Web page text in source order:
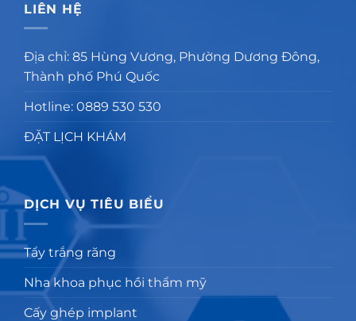
LIÊN HỆ
Địa chỉ: 85 Hùng Vương, Phường Dương Đông,
Thành phố Phú Quốc
Hotline: 0889 530 530
ĐẶT LỊCH KHÁM
DỊCH VỤ TIÊU BIỂU
Tẩy trắng răng
Nha khoa phục hồi thẩm mỹ
Cấy ghép implant